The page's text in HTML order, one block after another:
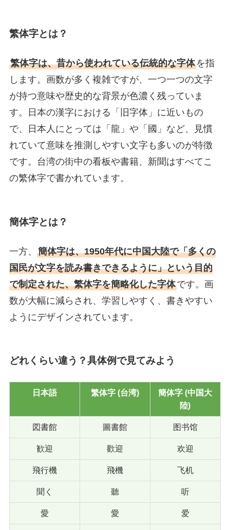
繁体字とは？
繁体字は、昔から使われている伝統的な字体を指
します。画数が多く複雑ですが、一つ一つの文字
が持つ意味や歴史的な背景が色濃く残っていま
す。日本の漢字における「旧字体」に近いもの
で、日本人にとっては「龍」や「國」など、見慣
れていて意味を推測しやすい文字も多いのが特徴
です。台湾の街中の看板や書籍、新聞はすべてこ
の繁体字で書かれています。
簡体字とは？
一方、 簡体字は、1950年代に中国大陸で「多くの
国民が文字を読み書きできるように」という目的
で制定された、繁体字を簡略化した字体です。画
数が大幅に減らされ、学習しやすく、書きやすい
ようにデザインされています。
どれくらい違う？具体例で見てみよう
日本語 繁体字 (台湾)
簡体字 (中国大
陸)
図書館 圖書館 图书馆
歓迎 歡迎 欢迎
飛行機 飛機 飞机
聞く 聽 听
愛 愛 爱